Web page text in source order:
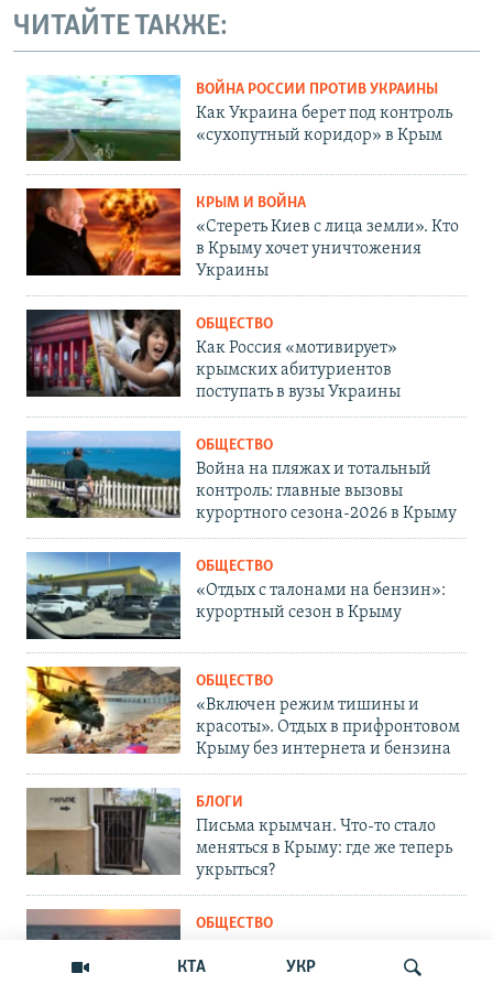
КТА УКР
ЧИТАЙТЕ ТАКЖЕ:
ВОЙНА РОССИИ ПРОТИВ УКРАИНЫ
Как Украина берет под контроль
«сухопутный коридор» в Крым
КРЫМ И ВОЙНА
«Стереть Киев с лица земли». Кто
в Крыму хочет уничтожения
Украины
ОБЩЕСТВО
Как Россия «мотивирует»
крымских абитуриентов
поступать в вузы Украины
ОБЩЕСТВО
Война на пляжах и тотальный
контроль: главные вызовы
курортного сезона-2026 в Крыму
ОБЩЕСТВО
«Отдых с талонами на бензин»:
курортный сезон в Крыму
ОБЩЕСТВО
«Включен режим тишины и
красоты». Отдых в прифронтовом
Крыму без интернета и бензина
БЛОГИ
Письма крымчан. Что-то стало
меняться в Крыму: где же теперь
укрыться?
ОБЩЕСТВО
отдых и оздоровление завезут